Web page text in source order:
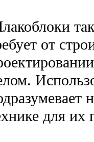
от
для их